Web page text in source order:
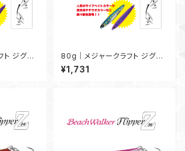
ト ジグパ
80g｜メジャークラフト ジグパ
ラバーチカルTG 80g
¥1,731